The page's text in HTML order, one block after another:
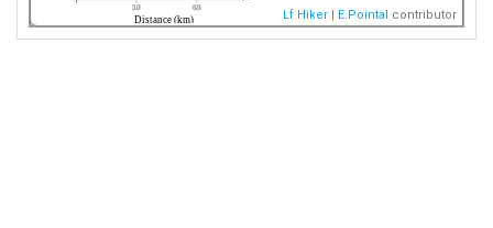
30 60
Distance (km) Lf Hiker | E.Pointal contributor